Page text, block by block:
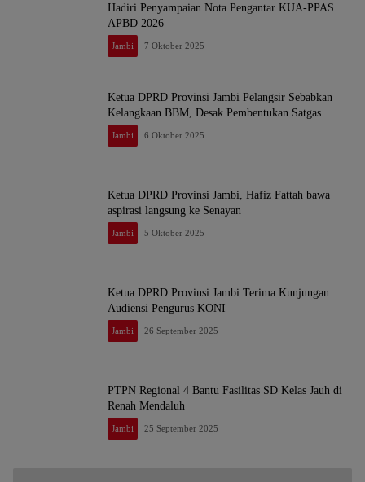
Hadiri Penyampaian Nota Pengantar KUA-PPAS
APBD 2026
Jambi 7 Oktober 2025
Ketua DPRD Provinsi Jambi Pelangsir Sebabkan
Kelangkaan BBM, Desak Pembentukan Satgas
Jambi 6 Oktober 2025
Ketua DPRD Provinsi Jambi, Hafiz Fattah bawa
aspirasi langsung ke Senayan
Jambi 5 Oktober 2025
Ketua DPRD Provinsi Jambi Terima Kunjungan
Audiensi Pengurus KONI
Jambi 26 September 2025
PTPN Regional 4 Bantu Fasilitas SD Kelas Jauh di
Renah Mendaluh
Jambi 25 September 2025